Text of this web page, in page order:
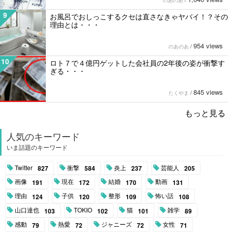
9
お風呂でおしっこするクセは直さなきゃヤバイ！？その
理由とは・・・
のあのあ / 954 views
10
ロト７で４億円ゲットした会社員の2年後の姿が衝撃す
ぎる・・・
たくやま / 845 views
もっと見る
人気のキーワード
いま話題のキーワード
Twitter 827 衝撃 584 炎上 237 芸能人 205
画像 191 現在 172 結婚 170 動画 131
理由 124 子供 120 整形 109 怖い話 108
山口達也 103 TOKIO 102 猫 101 雑学 89
感動 79 熱愛 72 ジャニーズ 72 女性 71